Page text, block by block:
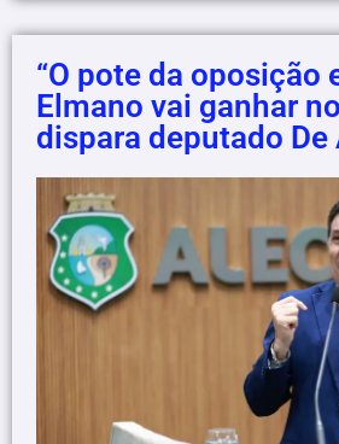
“O pote da oposição
Elmano vai ganhar
dispara deputado De